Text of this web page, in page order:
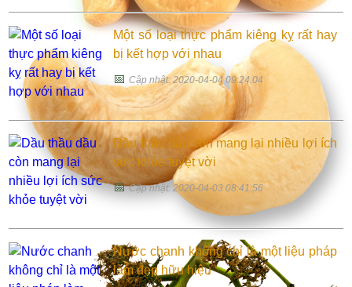
Một số loại thực phẩm kiêng kỵ rất hay
bị kết hợp với nhau
📅Cập nhật: 2020-04-04 09:24:04
Dầu thầu dầu còn mang lại nhiều lợi ích
sức khỏe tuyệt vời
📅Cập nhật: 2020-04-03 08:41:56
Nước chanh không chỉ là một liệu pháp
làm đẹp hữu hiệu